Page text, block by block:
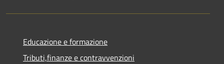
Educazione e formazione
Tributi,finanze e contravvenzioni